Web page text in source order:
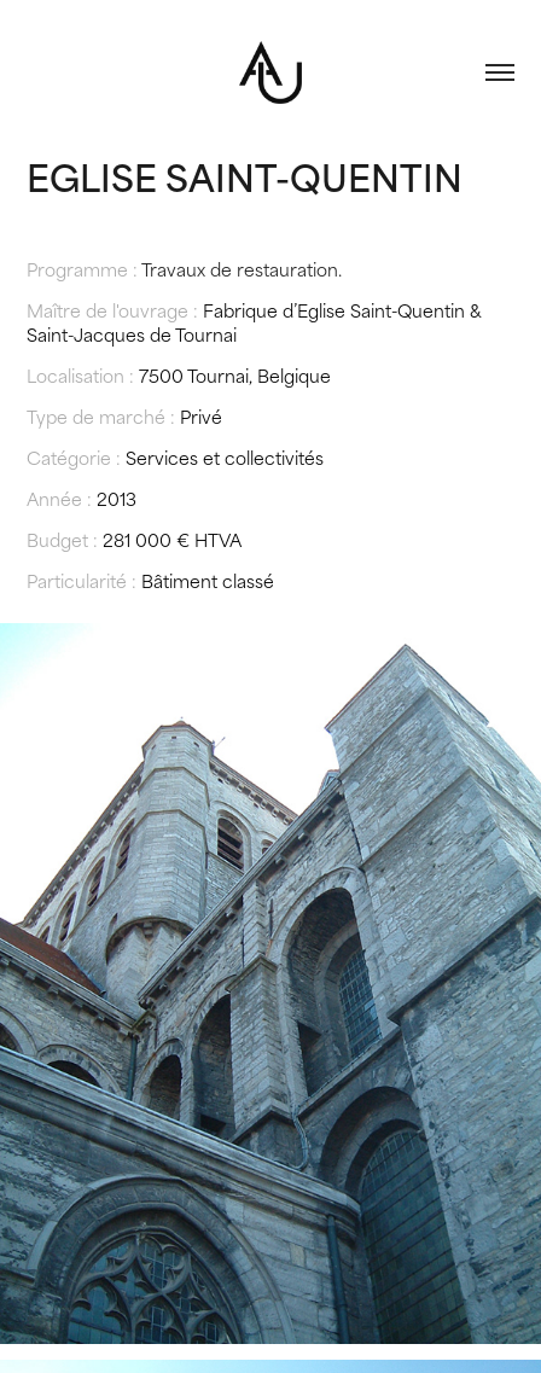
EGLISE SAINT-QUENTIN
Programme :Travaux de restauration.
Maître de l'ouvrage : Fabrique d’Eglise Saint-Quentin &
Saint-Jacques de Tournai
Localisation : 7500 Tournai, Belgique
Type de marché : Privé
Catégorie : Services et collectivités
Année : 2013
Budget : 281 000 € HTVA
Particularité : Bâtiment classé